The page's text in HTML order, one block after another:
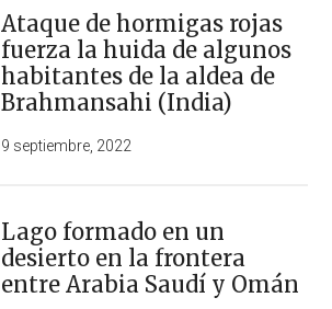
Ataque de hormigas rojas
fuerza la huida de algunos
habitantes de la aldea de
Brahmansahi (India)
9 septiembre, 2022
Lago formado en un
desierto en la frontera
entre Arabia Saudí y Omán